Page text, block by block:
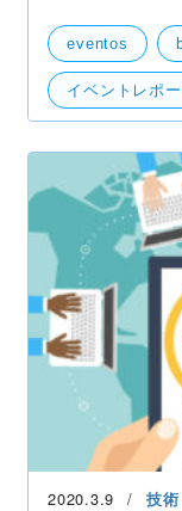
にグローバル化
て、braveso
eventos
イベントレポー
社外イベント
2020.3.9 技